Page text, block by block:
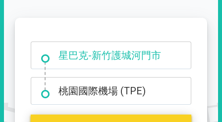
星巴克-新竹護城河門市
大霸尖山登山口
桃園國際機場 (TPE)